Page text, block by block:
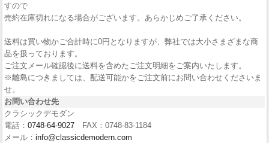
すので
売約在庫切れになる場合がございます。あらかじめご了承ください。
送料は買い物かご合計時に0円となりますが、弊社では大小さまざまな商
品を扱っております。
ご注文メール確認後に送料を含めたご注文明細をご案内いたします。
※離島につきましては、配送可能かをご注文前にお問い合わせくださいま
せ。
お問い合わせ先
クラシックデモダン
電話： 0748-64-9027 FAX：0748-83-1184
メール： info@classicdemodern.com